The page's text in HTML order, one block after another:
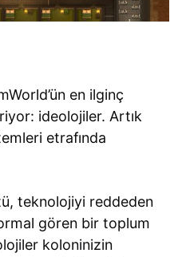
en ilginç
ideolojiler. Artık
etrafında
teknolojiyi reddeden
gören bir toplum
koloninizin